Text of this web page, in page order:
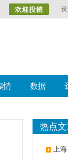
情 数据
热点
上